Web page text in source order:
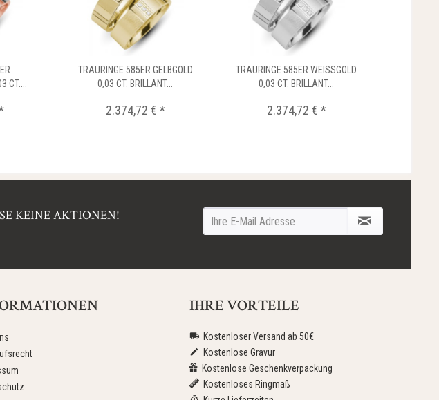
CT....
TRAURINGE 585ER GELBGOLD
0,03 CT. BRILLANT...
2.374,72 € *
TRAURINGE 585ER WEISSGOLD
0,03 CT. BRILLANT...
2.374,72 € *
KEINE AKTIONEN!
IHRE VORTEILE
Kostenloser Versand ab 50€
Kostenlose Gravur
Kostenlose Geschenkverpackung
Kostenloses Ringmaß